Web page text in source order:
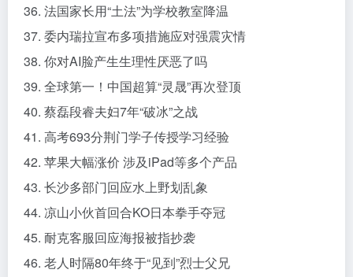
36. 法国家长用“土法”为学校教室降温
37. 委内瑞拉宣布多项措施应对强震灾情
38. 你对AI脸产生生理性厌恶了吗
39. 全球第一！中国超算“灵晟”再次登顶
40. 蔡磊段睿夫妇7年“破冰”之战
41. 高考693分荆门学子传授学习经验
42. 苹果大幅涨价 涉及iPad等多个产品
43. 长沙多部门回应水上野划乱象
44. 凉山小伙首回合KO日本拳手夺冠
45. 耐克客服回应海报被指抄袭
46. 老人时隔80年终于“见到”烈士父兄